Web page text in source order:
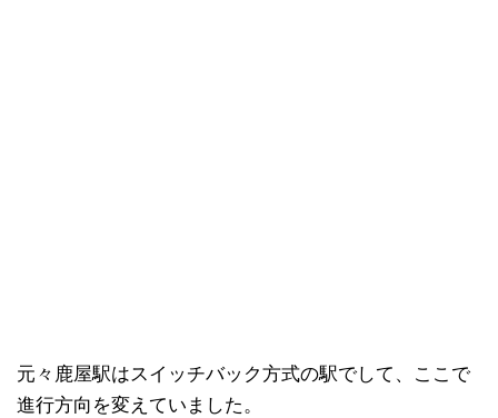
元々鹿屋駅はスイッチバック方式の駅でして、ここで
進行方向を変えていました。